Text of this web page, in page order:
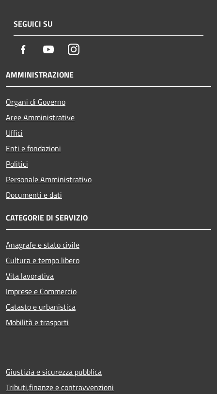
SEGUICI SU
Facebook YoutubeInstagram
AMMINISTRAZIONE
Organi di Governo
Aree Amministrative
Uffici
Enti e fondazioni
Politici
Personale Amministrativo
Documenti e dati
CATEGORIE DI SERVIZIO
Anagrafe e stato civile
Cultura e tempo libero
Vita lavorativa
Imprese e Commercio
Catasto e urbanistica
Mobilità e trasporti
Giustizia e sicurezza pubblica
Tributi,finanze e contravvenzioni